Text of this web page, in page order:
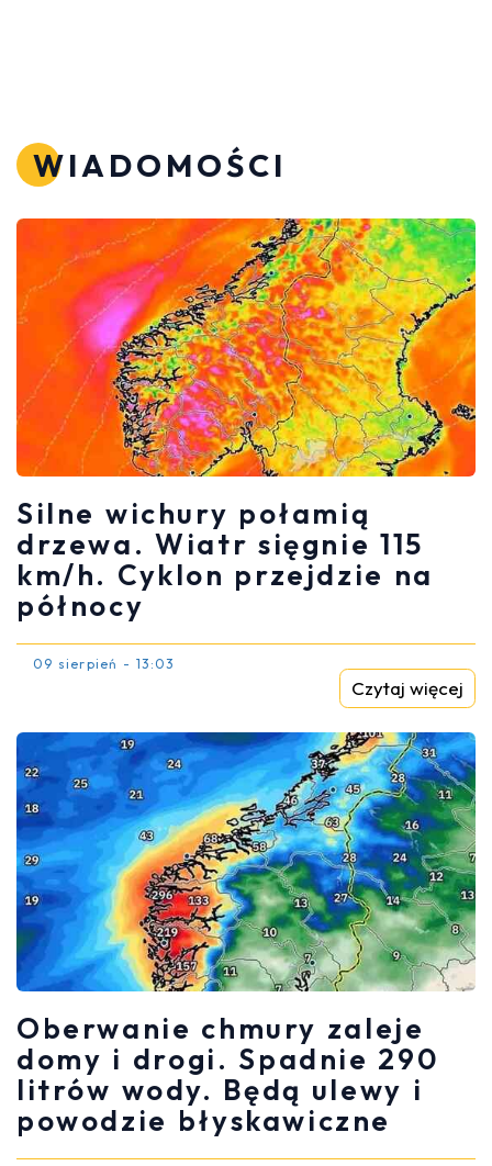
WIADOMOŚCI
Silne wichury połamią
drzewa. Wiatr sięgnie 115
km/h. Cyklon przejdzie na
północy
09 sierpień - 13:03
Czytaj więcej
Oberwanie chmury zaleje
domy i drogi. Spadnie 290
litrów wody. Będą ulewy i
powodzie błyskawiczne